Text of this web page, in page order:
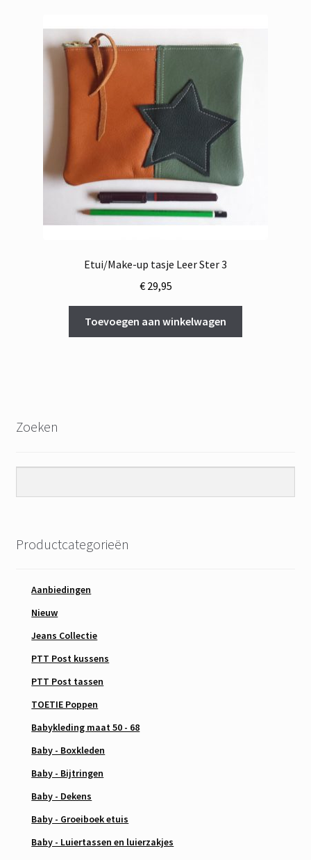
Etui/Make-up tasje Leer Ster 3
€29,95
Toevoegen aan winkelwagen
Zoeken
Productcategorieën
Aanbiedingen
Nieuw
Jeans Collectie
PTT Post kussens
PTT Post tassen
TOETIE Poppen
Babykleding maat 50 - 68
Baby - Boxkleden
Baby - Bijtringen
Baby - Dekens
Baby - Groeiboek etuis
Baby - Luiertassen en luierzakjes